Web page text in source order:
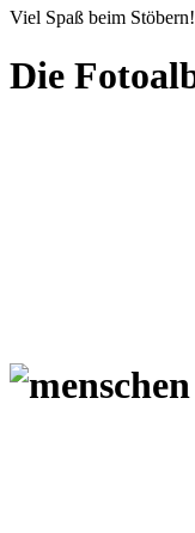
Viel Spaß beim Stöbern!
Die